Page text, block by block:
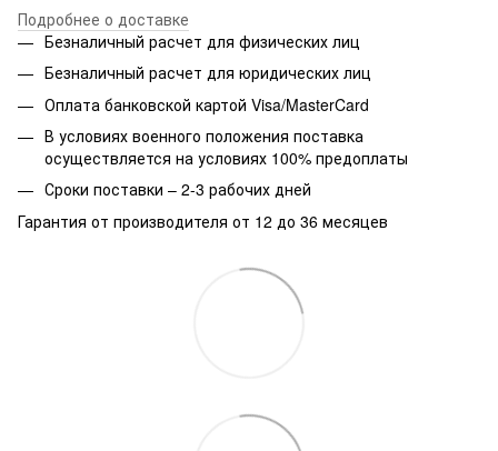
Подробнее о доставке
Безналичный расчет для физических лиц
Безналичный расчет для юридических лиц
Оплата банковской картой Visa/MasterCard
В условиях военного положения поставка
осуществляется на условиях 100% предоплаты
Сроки поставки – 2-3 рабочих дней
Гарантия от производителя от 12 до 36 месяцев